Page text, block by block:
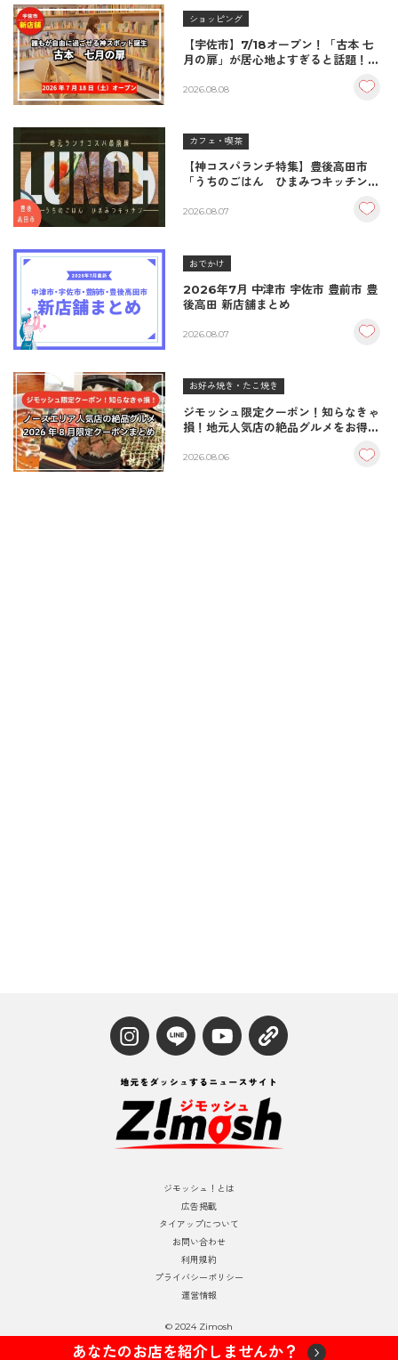
ショッピング
【宇佐市】7/18オープン！「古本 七
月の扉」が居心地よすぎると話題！絶
至福の読書空間
2026.08.08
カフェ・喫茶
【神コスパランチ特集】豊後高田市
「うちのごはん ひまみつキッチン」
＆生姜焼き！
2026.08.07
おでかけ
2026年7月 中津市 宇佐市 豊前市 豊
後高田 新店舗まとめ
2026.08.07
お好み焼き・たこ焼き
ジモッシュ限定クーポン！知らなきゃ
損！地元人気店の絶品グルメをお得に
2026.08.06
ジモッシュ！とは
広告掲載
タイアップについて
お問い合わせ
利用規約
プライバシーポリシー
運営情報
© 2024 Zimosh
あなたのお店を紹介しませんか？